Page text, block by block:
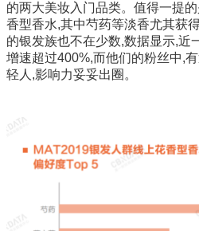
的两大美妆入门品类。值得一提
香型香水,其中芍药等淡香尤其获
的银发族也不在少数,数据显示,近
增速超过400%,而他们的粉丝中,
轻人,影响力妥妥出圈。